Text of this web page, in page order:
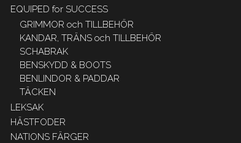
EQUIPED for SUCCESS
GRIMMOR och TILLBEHÖR
KANDAR, TRÄNS och TILLBEHÖR
SCHABRAK
BENSKYDD & BOOTS
BENLINDOR & PADDAR
TÄCKEN
LEKSAK
HÄSTFODER
NATIONS FÄRGER